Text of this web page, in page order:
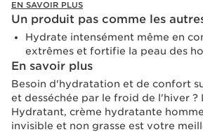
EN SAVOIR PLUS
Un produit pas comme les
Hydrate intensément même en
extrêmes et fortifie la peau des
En savoir plus
Besoin d'hydratation et de confort
et desséchée par le froid de l'hiver ?
Hydratant, crème hydratante
invisible et non grasse est votre